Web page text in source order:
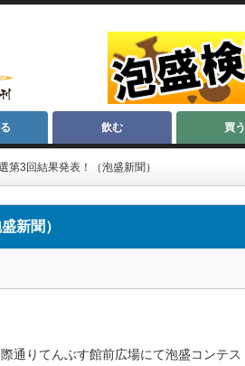
飲む 買う
第3回結果発表！（泡盛新聞）
新聞）
通りてんぶす館前広場にて泡盛コンテス